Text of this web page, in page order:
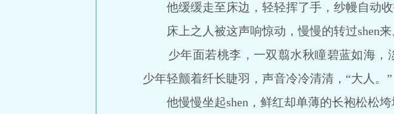
他缓缓走至床边，轻轻挥了手，纱幔自动收
床上之人被这声响惊动，慢慢的转过shen来
少年面若桃李，一双翦水秋瞳碧蓝如海，淡
少年轻颤着纤长睫羽，声音冷冷清清，“大人。”
他慢慢坐起shen，鲜红却单薄的长袍松松垮